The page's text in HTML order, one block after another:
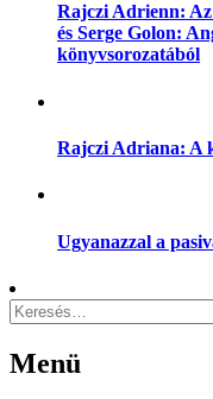
Rajczi Adrienn:
és Serge Golon:
könyvsorozatából
Rajczi Adriana: A
Ugyanazzal a
Keresés:
Menü